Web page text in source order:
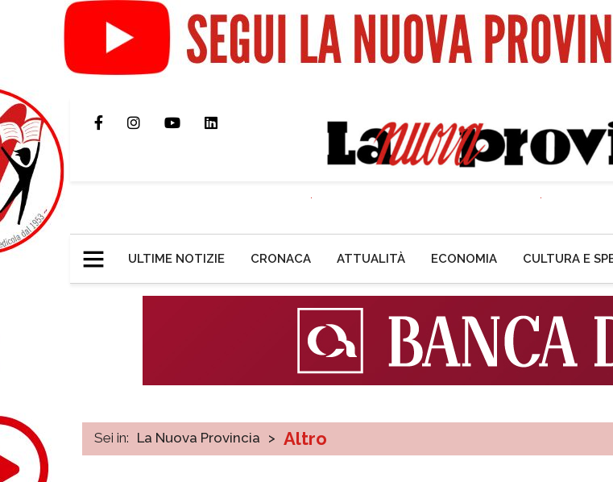
ULTIME NOTIZIE CRONACA ATTUALITÀ ECONOMIA CULTURA E
Sei in: La Nuova Provincia > Altro